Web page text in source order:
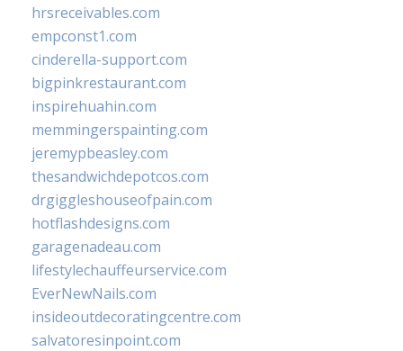
hrsreceivables.com
empconst1.com
cinderella-support.com
bigpinkrestaurant.com
inspirehuahin.com
memmingerspainting.com
jeremypbeasley.com
thesandwichdepotcos.com
drgiggleshouseofpain.com
hotflashdesigns.com
garagenadeau.com
lifestylechauffeurservice.com
EverNewNails.com
insideoutdecoratingcentre.com
salvatoresinpoint.com